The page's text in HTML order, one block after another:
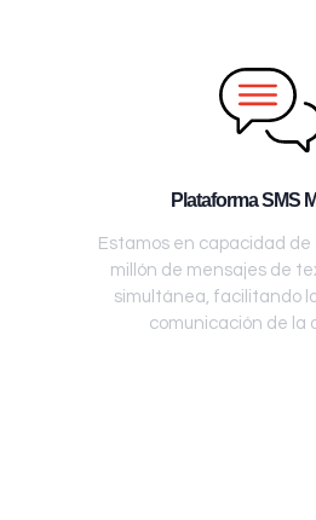
Plataforma SMS
Estamos en capacidad
millón de mensajes de
simultánea, facilitando
comunicación de la